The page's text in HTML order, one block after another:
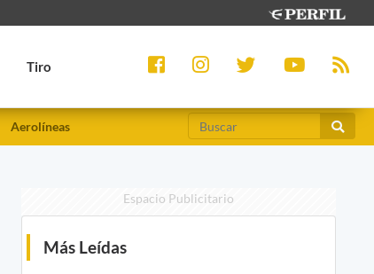
Tiro
Aerolíneas
Espacio Publicitario
Más Leídas